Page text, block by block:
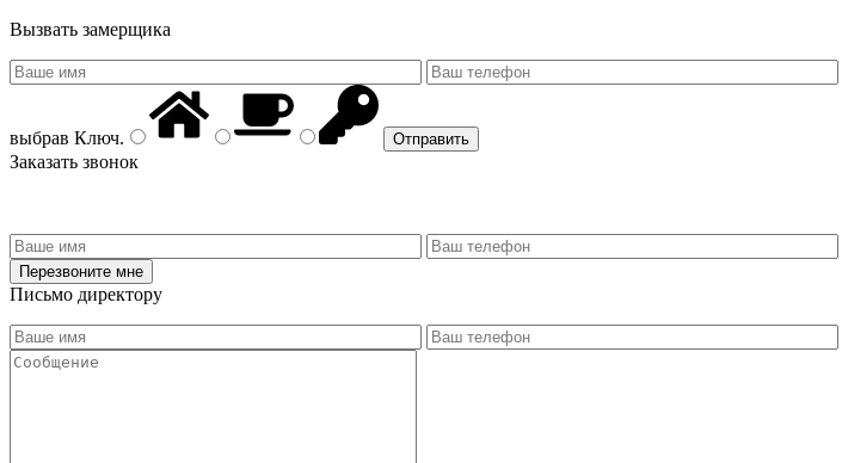
Вызвать замерщика
выбрав Ключ.
Заказать звонок
Письмо директору